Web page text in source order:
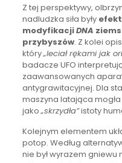
Z tej perspektywy,
nadludzka siła były
modyfikacjiDNA
przybyszów. Z kolei
który„leciał rękami jak
badacze UFO
zaawansowanych
antygrawitacyjnej. Dla
maszyna latająca
jako„skrzydła”istoty
Kolejnym elementem
potop. Według
nie był wyrazem